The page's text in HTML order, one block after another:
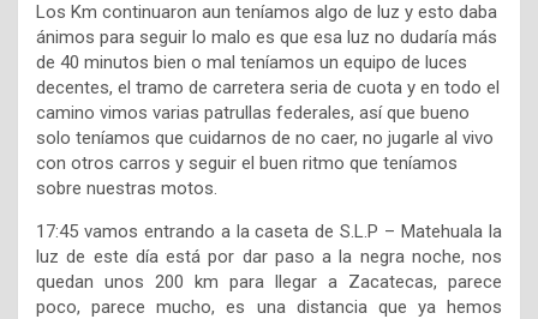
Los Km continuaron aun teníamos algo de luz y esto daba
ánimos para seguir lo malo es que esa luz no dudaría más
de 40 minutos bien o mal teníamos un equipo de luces
decentes, el tramo de carretera seria de cuota y en todo el
camino vimos varias patrullas federales, así que bueno
solo teníamos que cuidarnos de no caer, no jugarle al vivo
con otros carros y seguir el buen ritmo que teníamos
sobre nuestras motos.
17:45 vamos entrando a la caseta de S.L.P – Matehuala la
luz de este día está por dar paso a la negra noche, nos
quedan unos 200 km para llegar a Zacatecas, parece
poco, parece mucho, es una distancia que ya hemos